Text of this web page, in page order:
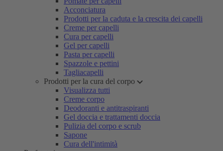
Acconciatura
Prodotti per la caduta e la crescita dei capelli
Creme per capelli
Cura per capelli
Gel per capelli
Pasta per capelli
Spazzole e pettini
Tagliacapelli
Prodotti per la cura del corpo
Visualizza tutti
Creme corpo
Deodoranti e antitraspiranti
Gel doccia e trattamenti doccia
Pulizia del corpo e scrub
Sapone
Cura dell'intimità